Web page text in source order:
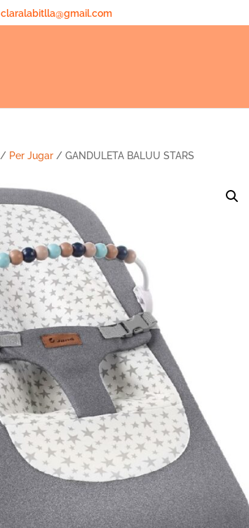
claralabitlla@gmail.com
/ Per Jugar / GANDULETA BALUU STARS